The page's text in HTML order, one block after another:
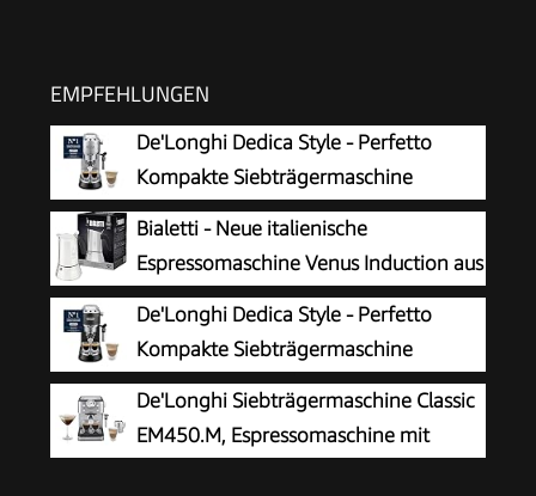
EMPFEHLUNGEN
De'Longhi Dedica Style - Perfetto
Kompakte Siebträgermaschine
Espressomaschine mit Tasten,
manuellem Milchaufschäumer für Espresso und
Cappuccino, ESE Pad geeignet, 15cm breit,
Metall (EC685.M)
Bialetti - Neue italienische
Espressomaschine Venus Induction aus
Edelstahl, geeignet für alle Arten von
Tellern, 4 Kaffeetassen (170 ml), Silber
De'Longhi Dedica Style - Perfetto
Kompakte Siebträgermaschine
Espressomaschine mit Tasten,
manuellem Milchaufschäumer für Espresso und
Cappuccino, ESE Pad geeignet, 15cm breit,
De'Longhi Siebträgermaschine Classic
EM450.M, Espressomaschine mit